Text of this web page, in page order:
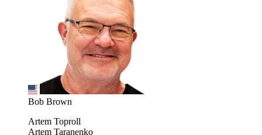
Bob Brown
Artem Toproll
Artem Taranenko